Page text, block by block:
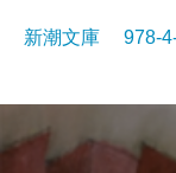
新潮文庫 978-